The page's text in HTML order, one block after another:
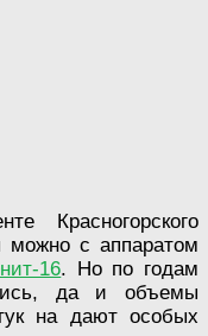
Красногорского
можно с аппаратом
16. Но по годам
да и объемы
на дают особых